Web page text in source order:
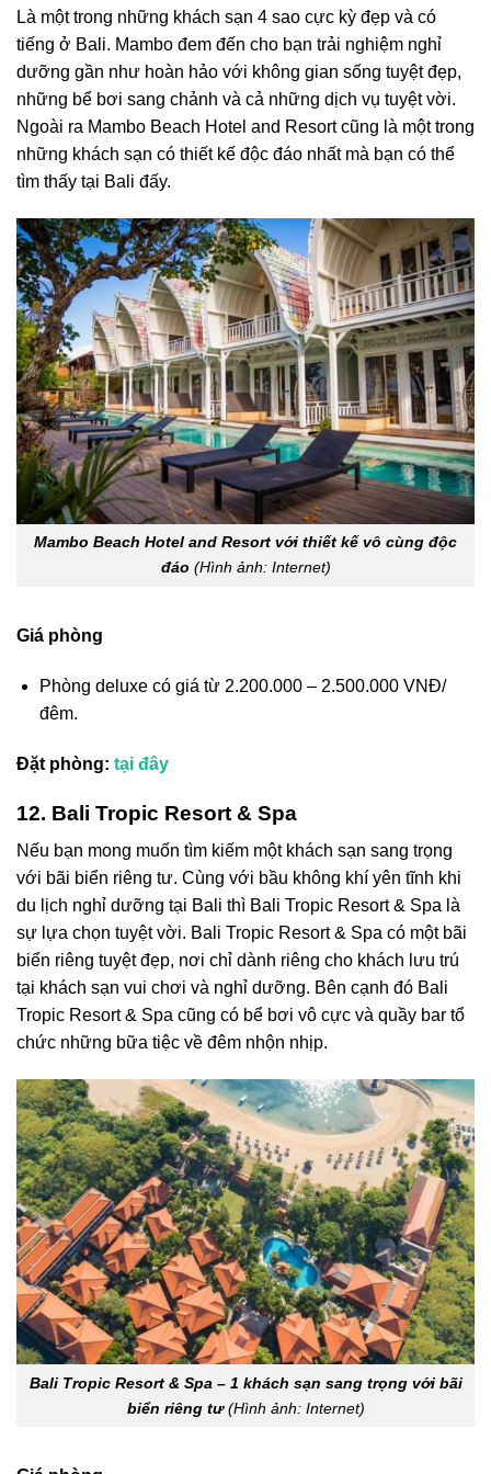
Là một trong những khách sạn 4 sao cực kỳ đẹp và có
tiếng ở Bali. Mambo đem đến cho bạn trải nghiệm nghỉ
dưỡng gần như hoàn hảo với không gian sống tuyệt đẹp,
những bể bơi sang chảnh và cả những dịch vụ tuyệt vời.
Ngoài ra Mambo Beach Hotel and Resort cũng là một trong
những khách sạn có thiết kế độc đáo nhất mà bạn có thể
tìm thấy tại Bali đấy.
Mambo Beach Hotel and Resort với thiết kế vô cùng độc
đáo (Hình ảnh: Internet)
Giá phòng
Phòng deluxe có giá từ 2.200.000 – 2.500.000 VNĐ/
đêm.
Đặt phòng: tại đây
12. Bali Tropic Resort & Spa
Nếu bạn mong muốn tìm kiếm một khách sạn sang trọng
với bãi biển riêng tư. Cùng với bầu không khí yên tĩnh khi
du lịch nghỉ dưỡng tại Bali thì Bali Tropic Resort & Spa là
sự lựa chọn tuyệt vời. Bali Tropic Resort & Spa có một bãi
biển riêng tuyệt đẹp, nơi chỉ dành riêng cho khách lưu trú
tại khách sạn vui chơi và nghỉ dưỡng. Bên cạnh đó Bali
Tropic Resort & Spa cũng có bể bơi vô cực và quầy bar tổ
chức những bữa tiệc về đêm nhộn nhịp.
Bali Tropic Resort & Spa – 1 khách sạn sang trọng với bãi
biển riêng tư(Hình ảnh: Internet)